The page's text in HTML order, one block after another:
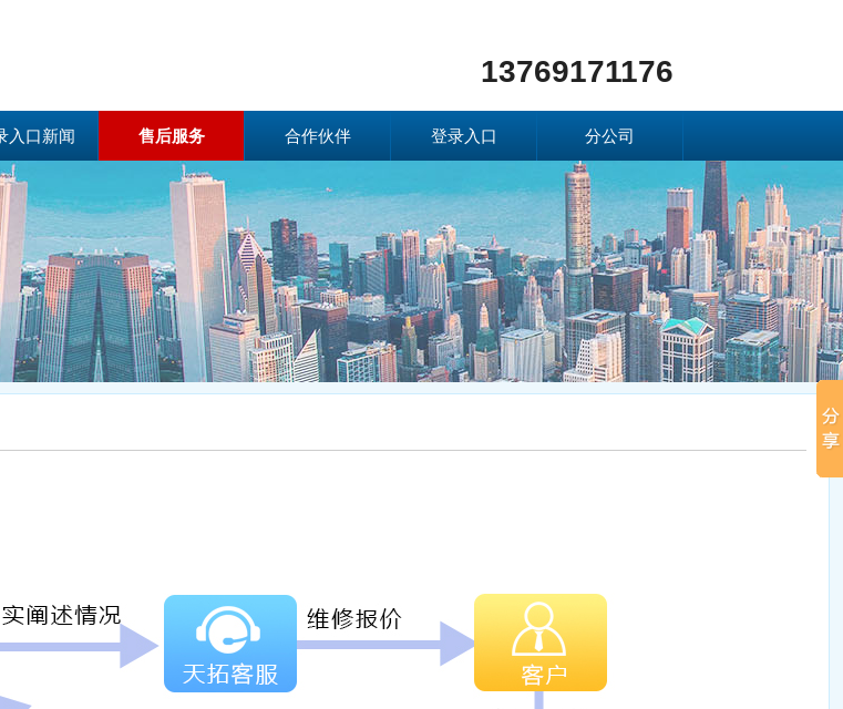
13769171176
入口新闻 售后服务 合作伙伴 登录入口 分公司